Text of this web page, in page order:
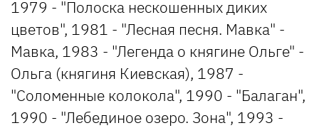
1979 - "Полоска нескошенных диких
цветов", 1981 - "Лесная песня. Мавка" -
Мавка, 1983 - "Легенда о княгине Ольге" -
Ольга (княгиня Киевская), 1987 -
"Соломенные колокола", 1990 - "Балаган",
1990 - "Лебединое озеро. Зона", 1993 -